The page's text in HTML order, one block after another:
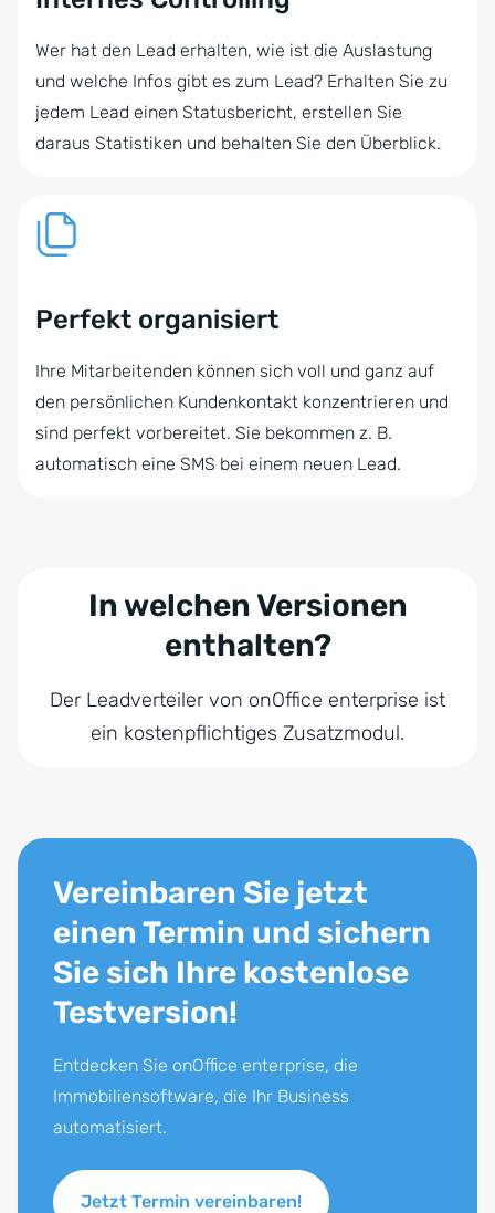
Wer hat den Lead erhalten, wie ist die Auslastung
und welche Infos gibt es zum Lead? Erhalten Sie zu
jedem Lead einen Statusbericht, erstellen Sie
daraus Statistiken und behalten Sie den Überblick.
Perfekt organisiert
Ihre Mitarbeitenden können sich voll und ganz auf
den persönlichen Kundenkontakt konzentrieren und
sind perfekt vorbereitet. Sie bekommen z. B.
automatisch eine SMS bei einem neuen Lead.
In welchen Versionen
enthalten?
Der Leadverteiler von onOffice enterprise ist
ein kostenpflichtiges Zusatzmodul.
Vereinbaren Sie jetzt
einen Termin und sichern
Sie sich Ihre kostenlose
Testversion!
Entdecken Sie onOffice enterprise, die
Immobiliensoftware, die Ihr Business
automatisiert.
Jetzt Termin vereinbaren!